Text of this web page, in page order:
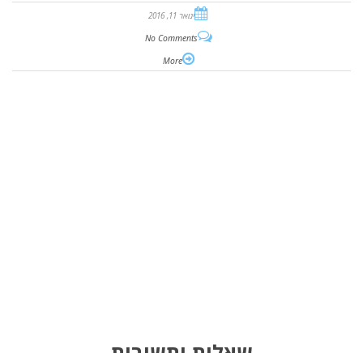
ינואר 11, 2016
No Comments
More